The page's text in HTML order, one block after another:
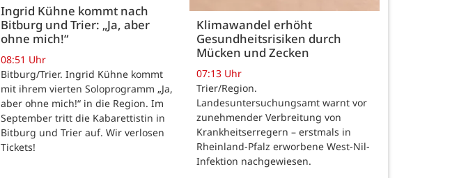
Ingrid Kühne kommt nach
Bitburg und Trier: „Ja, aber
ohne mich!“
08:51 Uhr
Bitburg/Trier. Ingrid Kühne kommt
mit ihrem vierten Soloprogramm „Ja,
aber ohne mich!“ in die Region. Im
September tritt die Kabarettistin in
Bitburg und Trier auf. Wir verlosen
Tickets!
Klimawandel erhöht
Gesundheitsrisiken durch
Mücken und Zecken
07:13 Uhr
Trier/Region.
Landesuntersuchungsamt warnt vor
zunehmender Verbreitung von
Krankheitserregern – erstmals in
Rheinland-Pfalz erworbene West-Nil-
Infektion nachgewiesen.